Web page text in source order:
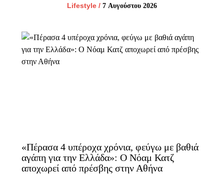
Lifestyle / 7 Αυγούστου 2026
«Πέρασα 4 υπέροχα χρόνια, φεύγω με βαθιά
αγάπη για την Ελλάδα»: Ο Νόαμ Κατζ
αποχωρεί από πρέσβης στην Αθήνα